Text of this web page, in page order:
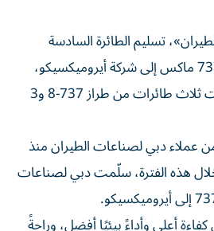
تسليم الطائرة السادسة
والأخيرة من طراز بوينغ 737 ماكس إلى شركة أيروميكسيكو،
وذلك ضمن صفقة شملت ثلاث طائرات من طراز 737-8 و3
عملاء دبي لصناعات الطيران منذ
هذه الفترة، سلّمت دبي لصناعات